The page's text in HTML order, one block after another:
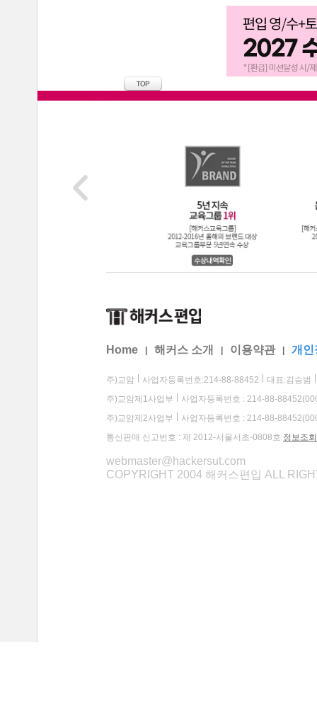
Home 해커스 소개 이용약관 개인
주)교암 사업자등록번호:214-88-88452
대표:김승범
주)교암제1사업부
사업자등록번호 : 214-88-
주)교암제2사업부
사업자등록번호 : 214-88-
통신판매 신고번호 : 제 2012-서울서초-0808호 정보조회
webmaster@hackersut.com
COPYRIGHT 2004 해커스편입 ALL